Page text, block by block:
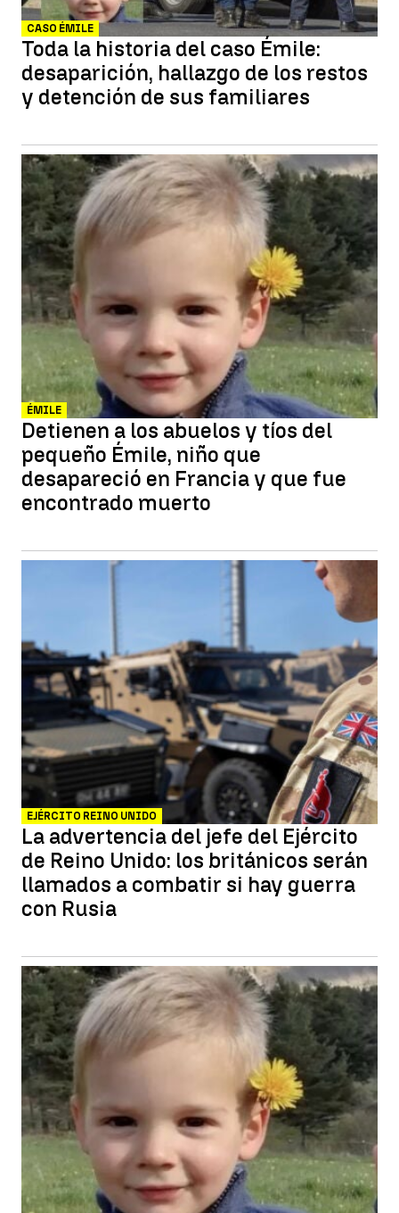
CASO ÉMILE
Toda la historia del caso Émile:
desaparición, hallazgo de los restos
y detención de sus familiares
ÉMILE
Detienen a los abuelos y tíos del
pequeño Émile, niño que
desapareció en Francia y que fue
encontrado muerto
EJÉRCITO REINO UNIDO
La advertencia del jefe del Ejército
de Reino Unido: los británicos serán
llamados a combatir si hay guerra
con Rusia